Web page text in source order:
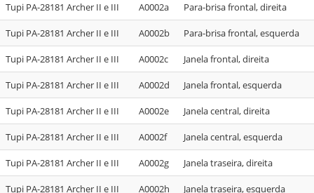
Tupi PA-28181 Archer II e III A0002a Para-brisa frontal, direita
Tupi PA-28181 Archer II e III A0002b Para-brisa frontal, esquerda
Tupi PA-28181 Archer II e III A0002c Janela frontal, direita
Tupi PA-28181 Archer II e III A0002d Janela frontal, esquerda
Tupi PA-28181 Archer II e III A0002e Janela central, direita
Tupi PA-28181 Archer II e III A0002f Janela central, esquerda
Tupi PA-28181 Archer II e III A0002g Janela traseira, direita
Tupi PA-28181 Archer II e III A0002h Janela traseira, esquerda